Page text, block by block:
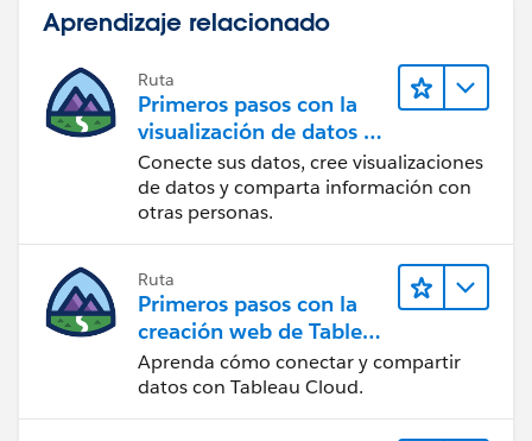
Aprendizaje relacionado
Ruta
Primeros pasos con la
visualización de datos en
Tableau Desktop
Conecte sus datos, cree visualizaciones
de datos y comparta información con
otras personas.
Ruta
Primeros pasos con la
creación web de Tableau
Cloud
Aprenda cómo conectar y compartir
datos con Tableau Cloud.